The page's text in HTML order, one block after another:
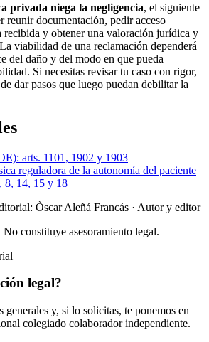
privada niega la negligencia, el siguiente
reunir documentación, pedir acceso
recibida y obtener una valoración jurídica y
viabilidad de una reclamación dependerá
del daño y del modo en que pueda
Si necesitas revisar tu caso con rigor,
dar pasos que luego puedan debilitar la
arts. 1101, 1902 y 1903
reguladora de la autonomía del paciente
8, 14, 15 y 18
Òscar Aleñá Francás · Autor y editor
constituye asesoramiento legal.
legal?
generales y, si lo solicitas, te ponemos en
colegiado colaborador independiente.